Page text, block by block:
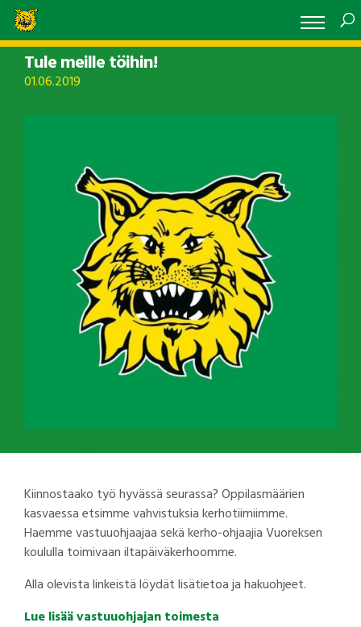
Tule meille töihin!
01.06.2019
Kiinnostaako työ hyvässä seurassa? Oppilasmäärien
kasvaessa etsimme vahvistuksia kerhotiimiimme.
Haemme vastuuohjaajaa sekä kerho-ohjaajia Vuoreksen
koululla toimivaan iltapäiväkerhoomme.
Alla olevista linkeistä löydät lisätietoa ja hakuohjeet.
Lue lisää vastuuohjajan toimesta